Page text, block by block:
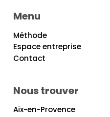
Menu
Méthode
Espace entreprise
Contact
Nous trouver
Aix-en-Provence